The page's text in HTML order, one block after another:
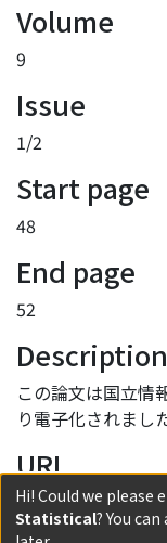
Volume
9
Issue
1/2
Start page
48
End page
52
Description
この論文は国立情
り電子化されまし
URI
http://
Hi! Could we please
Statistical? You